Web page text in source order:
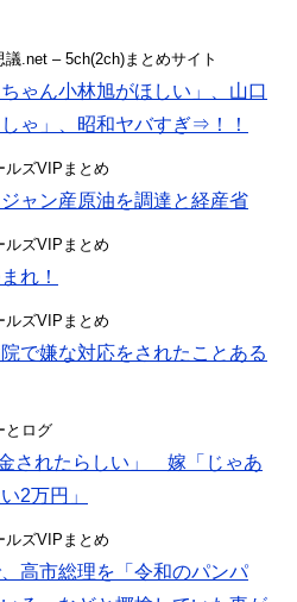
.net – 5ch(2ch)まとめサイト
ゃん小林旭がほしい」、山口
ゃ」、昭和ヤバすぎ⇒！！
ルズVIPまとめ
ジャン産原油を調達と経産省
ルズVIPまとめ
れ！
ルズVIPまとめ
で嫌な対応をされたことある
とログ
されたらしい」 嫁「じゃあ
2万円」
ルズVIPまとめ
高市総理を「令和のパンパ